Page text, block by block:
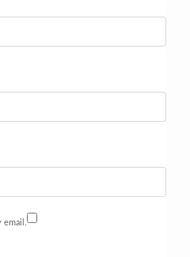
email.